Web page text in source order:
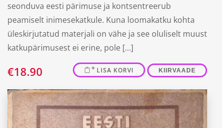
seonduva eesti pärimuse ja kontsentreerub
peamiselt inimesekatkule. Kuna loomakatku kohta
üleskirjutatud materjali on vähe ja see oluliselt muust
katkupärimusest ei erine, pole […]
€18.90 LISA KORVI KIIRVAADE